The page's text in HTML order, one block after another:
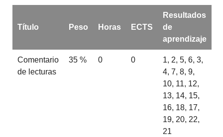
Título Peso Horas ECTS
Resultados
de
aprendizaje
Comentario
de lecturas
35 % 0 0
1, 2, 5, 6, 3,
4, 7, 8, 9,
10, 11, 12,
13, 14, 15,
16, 18, 17,
19, 20, 22,
21